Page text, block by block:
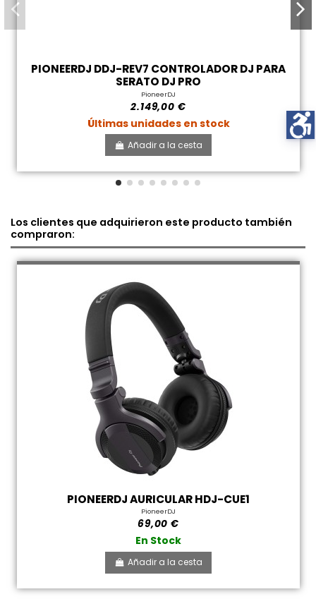
PIONEERDJ DDJ-REV7 CONTROLADOR DJ PARA
SERATO DJ PRO
PioneerDJ
2.149,00 €
Últimas unidades en stock
Añadir a la cesta
Los clientes que adquirieron este producto también
compraron:
PIONEERDJ AURICULAR HDJ-CUE1
PioneerDJ
69,00 €
En Stock
Añadir a la cesta